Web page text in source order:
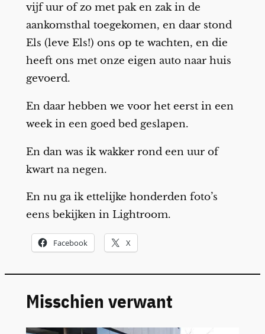
vijf uur of zo met pak en zak in de
aankomsthal toegekomen, en daar stond
Els (leve Els!) ons op te wachten, en die
heeft ons met onze eigen auto naar huis
gevoerd.
En daar hebben we voor het eerst in een
week in een goed bed geslapen.
En dan was ik wakker rond een uur of
kwart na negen.
En nu ga ik ettelijke honderden foto’s
eens bekijken in Lightroom.
Facebook X
Misschien verwant